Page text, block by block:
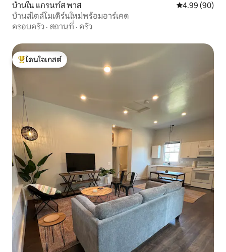
บ้านใน แกรนท์ส พาส คะแนนเฉลี่ย
4.99 (90)
บ้านสไตล์โมเดิร์นใหม่พร้อมอาร์เคด
ครอบครัว · สถานที่ · ครัว
โดนใจเกสต์ที่สุด
โดนใจเกสต์